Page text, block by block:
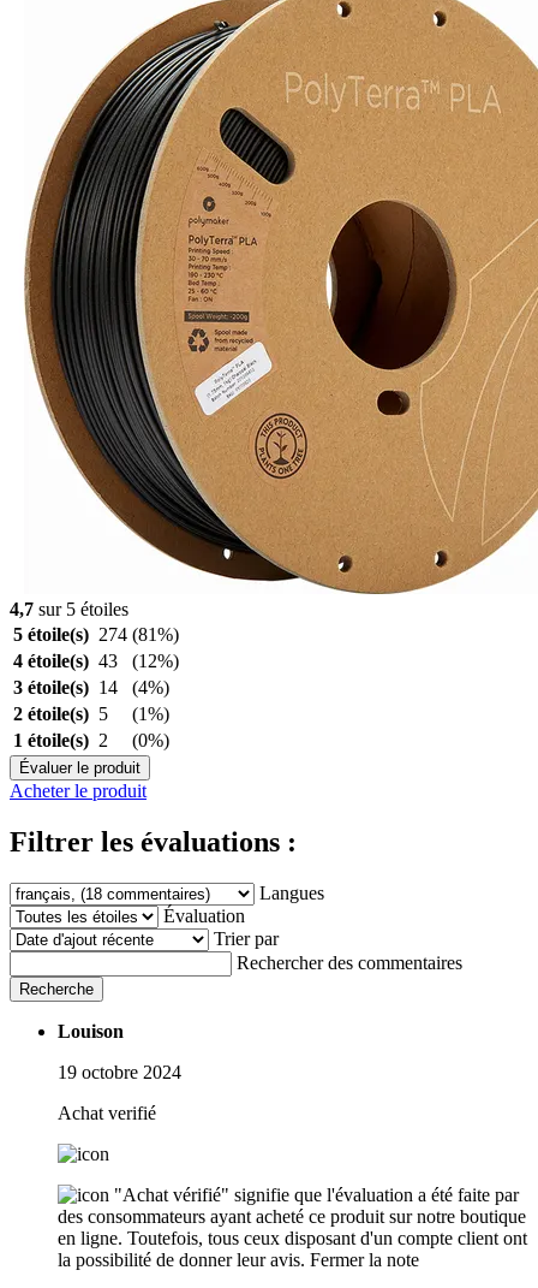
4,7 sur 5 étoiles
5 étoile(s) 274 (81%)
4 étoile(s) 43
(12%)
3 étoile(s) 14
(4%)
2 étoile(s) 5
(1%)
1 étoile(s) 2 (0%)
Évaluer le produit
Acheter le produit
Filtrer les évaluations :
Langues
Évaluation
Trier par
Rechercher des commentaires
Recherche
Louison
19 octobre 2024
Achat verifié
"Achat vérifié" signifie que l'évaluation a été faite par
des consommateurs ayant acheté ce produit sur notre boutique
en ligne. Toutefois, tous ceux disposant d'un compte client ont
la possibilité de donner leur avis. Fermer la note